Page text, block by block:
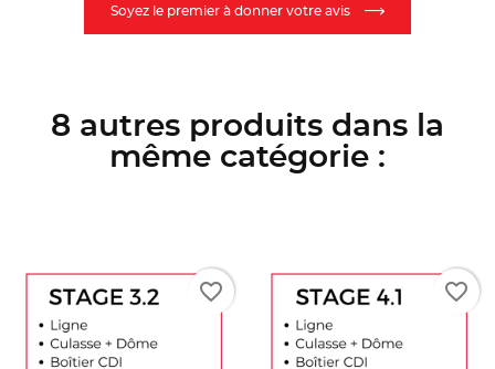
Soyez le premier à donner votre avis
8 autres produits dans la
même catégorie :
favorite_border favorite_border